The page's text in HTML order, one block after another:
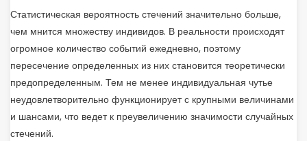
Статистическая вероятность стечений значительно больше,
чем мнится множеству индивидов. В реальности происходят
огромное количество событий ежедневно, поэтому
пересечение определенных из них становится теоретически
предопределенным. Тем не менее индивидуальная чутье
неудовлетворительно функционирует с крупными величинами
и шансами, что ведет к преувеличению значимости случайных
стечений.